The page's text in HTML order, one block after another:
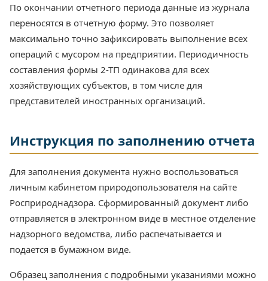
По окончании отчетного периода данные из журнала
переносятся в отчетную форму. Это позволяет
максимально точно зафиксировать выполнение всех
операций с мусором на предприятии. Периодичность
составления формы 2-ТП одинакова для всех
хозяйствующих субъектов, в том числе для
представителей иностранных организаций.
Инструкция по заполнению отчета
Для заполнения документа нужно воспользоваться
личным кабинетом природопользователя на сайте
Росприроднадзора. Сформированный документ либо
отправляется в электронном виде в местное отделение
надзорного ведомства, либо распечатывается и
подается в бумажном виде.
Образец заполнения с подробными указаниями можно